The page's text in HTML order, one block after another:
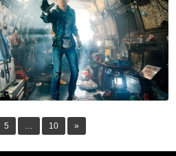
5 … 10 »